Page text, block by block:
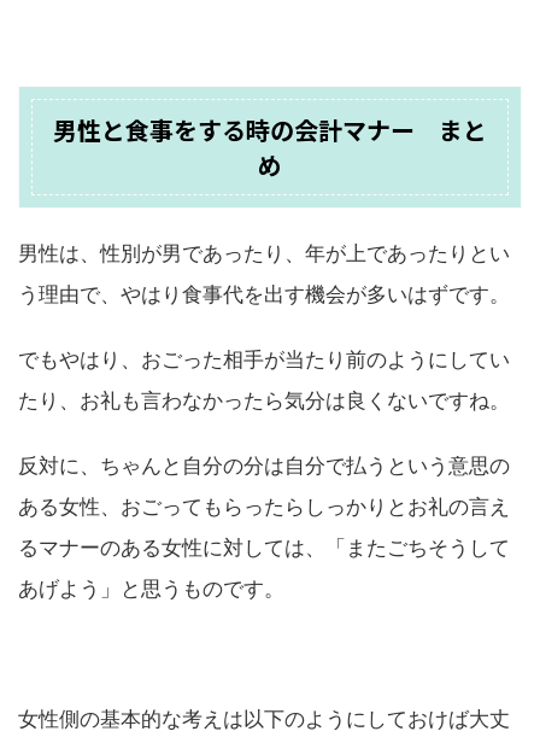
男性と食事をする時の会計マナー まと
め
男性は、性別が男であったり、年が上であったりとい
う理由で、やはり食事代を出す機会が多いはずです。
でもやはり、おごった相手が当たり前のようにしてい
たり、お礼も言わなかったら気分は良くないですね。
反対に、ちゃんと自分の分は自分で払うという意思の
ある女性、おごってもらったらしっかりとお礼の言え
るマナーのある女性に対しては、「またごちそうして
あげよう」と思うものです。
女性側の基本的な考えは以下のようにしておけば大丈